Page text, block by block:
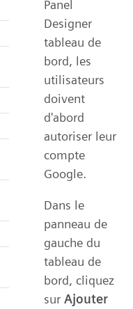
Panel
Designer
tableau de
bord, les
utilisateurs
doivent
d'abord
autoriser leur
compte
Google.
Dans le
panneau de
gauche du
tableau de
bord, cliquez
sur Ajouter